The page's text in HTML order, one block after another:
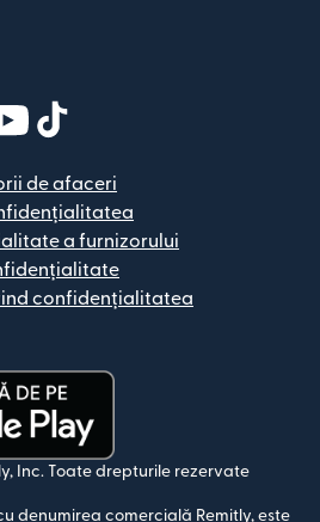
fereastră nouă)
într-o fereastră nouă)
într-o fereastră nouă)
deschide într-o fereastră nouă)
(se deschide într-o fereastră
de afaceri
a furnizorului
confidențialitatea
nouă)
Inc. Toate drepturile rezervate
denumirea comercială Remitly, este